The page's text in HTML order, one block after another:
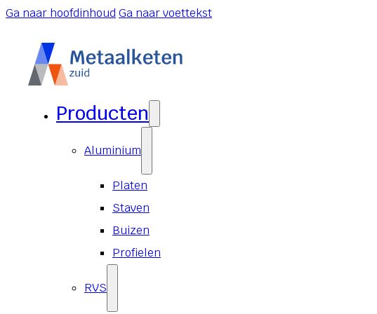
Ga naar hoofdinhoudGa naar voettekst
Producten
Aluminium
Platen
Staven
Buizen
Profielen
RVS